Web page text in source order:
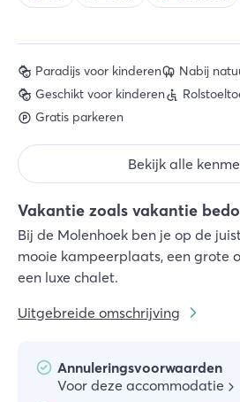
Vakantie zoals vakantie
Bij de Molenhoek ben je op de
mooie kampeerplaats, een grote
een luxe chalet.
Uitgebreide omschrijving
Annuleringsvoorwaarden
Voor deze accommodatie
Paradijs voor kinderen Nabij
Geschikt voor kinderen
Gratis parkeren
Bekijk alle